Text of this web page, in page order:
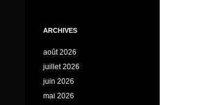
ARCHIVES
août 2026
juillet 2026
juin 2026
mai 2026